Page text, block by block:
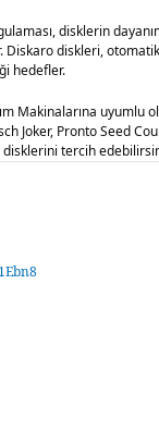
disklerin
diskleri, otomatik
hedefler.
Makinalarına uyumlu
Joker, Pronto Seed
disklerini tercih